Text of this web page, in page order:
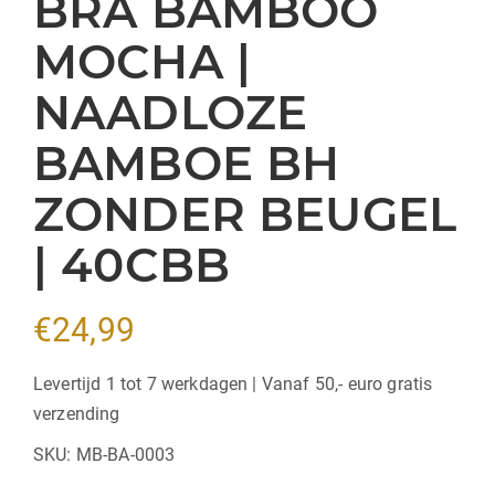
MOCHA |
NAADLOZE
BAMBOE BH
ZONDER BEUGEL
| 40CBB
€24,99
Levertijd 1 tot 7 werkdagen | Vanaf 50,- euro gratis
verzending
SKU: MB-BA-0003